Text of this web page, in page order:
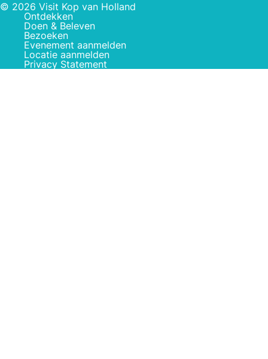
© 2026 Visit Kop van Holland
Ontdekken
Doen & Beleven
Bezoeken
Evenement aanmelden
Locatie aanmelden
Privacy Statement